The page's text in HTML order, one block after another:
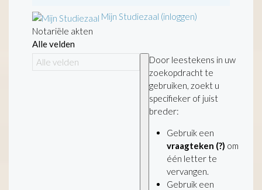
Mijn Studiezaal (inloggen)
Notariële akten
Alle velden
Door leestekens in uw
zoekopdracht te
gebruiken, zoekt u
specifieker of juist
breder:
Gebruik een
vraagteken (?) om
één letter te
vervangen.
Gebruik een